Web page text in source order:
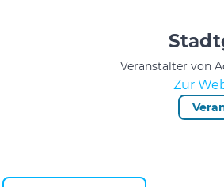
Veranstalter von
Zur